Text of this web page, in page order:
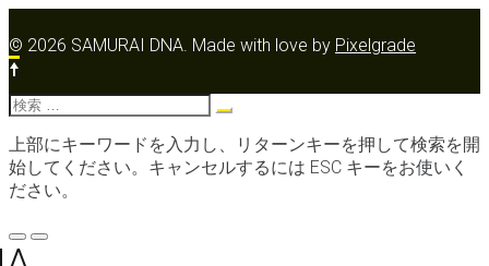
© 2026 SAMURAI DNA. Made with love by Pixelgrade
検
上部にキーワードを入力し、リターンキーを押して検索を開
始してください。キャンセルするには ESC キーをお使いく
ださい。
メ